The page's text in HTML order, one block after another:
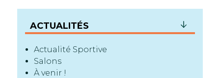
ACTUALITÉS
Actualité Sportive
Salons
À venir !